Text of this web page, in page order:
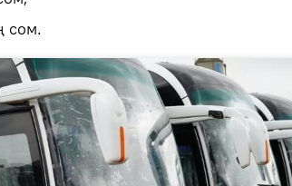
сом.